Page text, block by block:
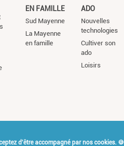
EN FAMILLE
Sud Mayenne
La Mayenne
en famille
ADO
Nouvelles
technologies
Cultiver son
ado
Loisirs
d'être accompagné par nos cookies. 🍪